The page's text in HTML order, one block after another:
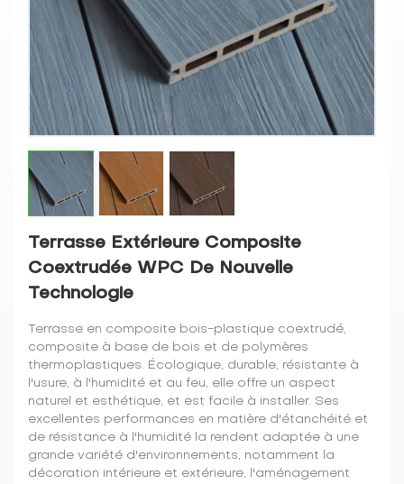
Terrasse Extérieure Composite
Coextrudée WPC De Nouvelle
Technologie
Terrasse en composite bois-plastique coextrudé,
composite à base de bois et de polymères
thermoplastiques. Écologique, durable, résistante à
l'usure, à l'humidité et au feu, elle offre un aspect
naturel et esthétique, et est facile à installer. Ses
excellentes performances en matière d'étanchéité et
de résistance à l'humidité la rendent adaptée à une
grande variété d'environnements, notamment la
décoration intérieure et extérieure, l'aménagement